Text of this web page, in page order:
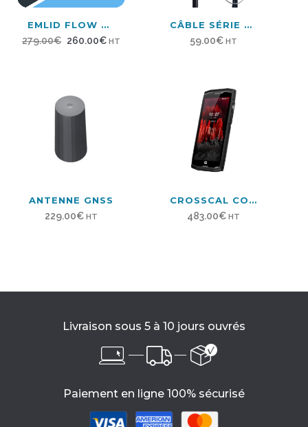
EMLID FLOW PRO
279.00€ Le
était :
279.00€.
260.00€Le
HT
CÂBLE SÉRIE 2M DB9 REACH RS2+
59.00€ HT
ANTENNE GNSS
229.00€ HT
CROSSCAL CORE X5
483.00€ HT
Livraison sous 5 à 10 jours ouvrés
Paiement en ligne 100% sécurisé